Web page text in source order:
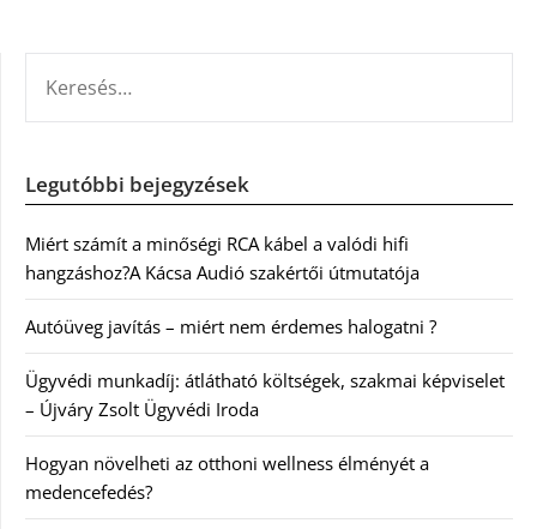
Legutóbbi bejegyzések
Miért számít a minőségi RCA kábel a valódi hifi
hangzáshoz?A Kácsa Audió szakértői útmutatója
Autóüveg javítás – miért nem érdemes halogatni ?
Ügyvédi munkadíj: átlátható költségek, szakmai képviselet
– Újváry Zsolt Ügyvédi Iroda
Hogyan növelheti az otthoni wellness élményét a
medencefedés?